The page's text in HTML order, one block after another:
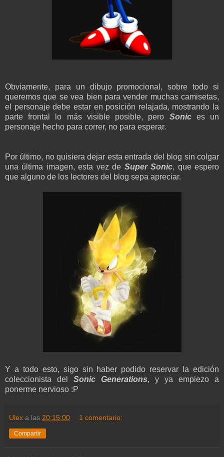
Obviamente, para un dibujo promocional, sobre todo si
queremos que se vea bien para vender muchas camisetas,
el personaje debe estar en posición relajada, mostrando la
parte frontal lo más visible posible, pero Sonic es un
personaje hecho para correr, no para esperar.
Por último, no quisiera dejar esta entrada del blog sin colgar
una última imagen, esta vez de Super Sonic, que espero
que alguno de los lectores del blog sepa apreciar.
Y a todo esto, sigo sin haber podido reservar la edición
coleccionista del Sonic Generations, y ya empiezo a
ponerme nervioso :P
Ulex a las 20:15:00 1 comentario:
Compartir